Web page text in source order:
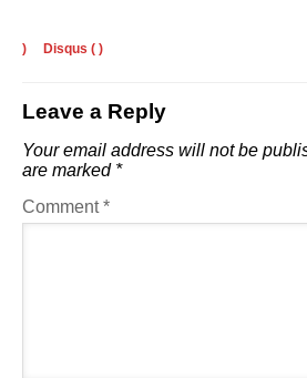
) Disqus ( )
Leave a Reply
Your email address will not be
are marked *
Comment*